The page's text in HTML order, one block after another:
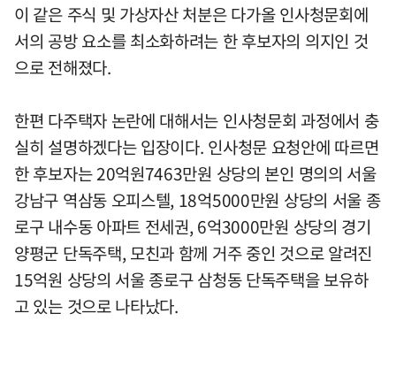
이 같은 주식 및 가상자산 처분은 다가올 인사청문회에
서의 공방 요소를 최소화하려는 한 후보자의 의지인 것
으로 전해졌다.
한편 다주택자 논란에 대해서는 인사청문회 과정에서 충
실히 설명하겠다는 입장이다. 인사청문 요청안에 따르면
한 후보자는 20억원7463만원 상당의 본인 명의의 서울
강남구 역삼동 오피스텔, 18억5000만원 상당의 서울 종
로구 내수동 아파트 전세권, 6억3000만원 상당의 경기
양평군 단독주택, 모친과 함께 거주 중인 것으로 알려진
15억원 상당의 서울 종로구 삼청동 단독주택을 보유하
고 있는 것으로 나타났다.